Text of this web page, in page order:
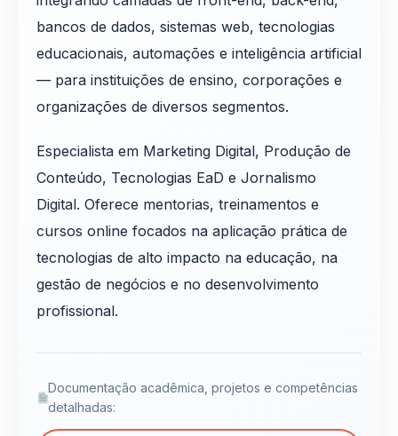
bancos de dados, sistemas web, tecnologias
educacionais, automações e inteligência artificial
— para instituições de ensino, corporações e
organizações de diversos segmentos.
Especialista em Marketing Digital, Produção de
Conteúdo, Tecnologias EaD e Jornalismo
Digital. Oferece mentorias, treinamentos e
cursos online focados na aplicação prática de
tecnologias de alto impacto na educação, na
gestão de negócios e no desenvolvimento
profissional.
Documentação acadêmica, projetos e competências
detalhadas: